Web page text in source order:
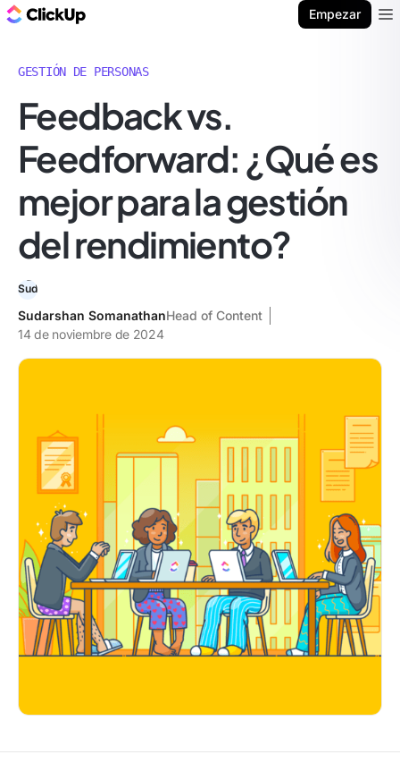
Empezar
GESTIÓN DE PERSONAS
Feedback vs.
Feedforward: ¿Qué es
mejor para la gestión
del rendimiento?
Sudarshan SomanathanHead of Content
14 de noviembre de 2024